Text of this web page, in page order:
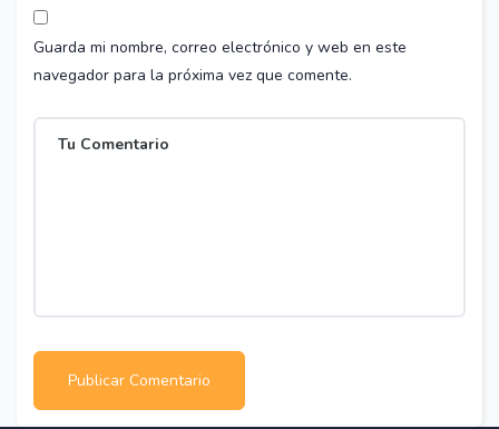
Guarda mi nombre, correo electrónico y web en este
navegador para la próxima vez que comente.